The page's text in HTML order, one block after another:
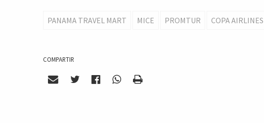
PANAMA TRAVEL MART MICE PROMTUR COPA AIRLINES
COMPARTIR